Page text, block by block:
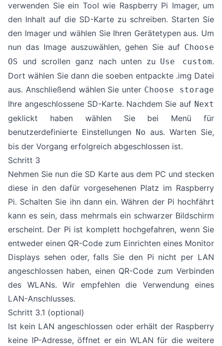
verwenden Sie ein Tool wie Raspberry Pi Imager, um
den Inhalt auf die SD-Karte zu schreiben. Starten Sie
den Imager und wählen Sie Ihren Gerätetypen aus. Um
nun das Image auszuwählen, gehen Sie auf Choose
OS und scrollen ganz nach unten zu Use custom.
Dort wählen Sie dann die soeben entpackte .img Datei
aus. Anschließend wählen Sie unter Choose storage
Ihre angeschlossene SD-Karte. Nachdem Sie auf Next
geklickt haben wählen Sie bei Menü für
benutzerdefinierte Einstellungen No aus. Warten Sie,
bis der Vorgang erfolgreich abgeschlossen ist.
Schritt 3
Nehmen Sie nun die SD Karte aus dem PC und stecken
diese in den dafür vorgesehenen Platz im Raspberry
Pi. Schalten Sie ihn dann ein. Währen der Pi hochfährt
kann es sein, dass mehrmals ein schwarzer Bildschirm
erscheint. Der Pi ist komplett hochgefahren, wenn Sie
entweder einen QR-Code zum Einrichten eines Monitor
Displays sehen oder, falls Sie den Pi nicht per LAN
angeschlossen haben, einen QR-Code zum Verbinden
des WLANs. Wir empfehlen die Verwendung eines
LAN-Anschlusses.
Schritt 3.1 (optional)
Ist kein LAN angeschlossen oder erhält der Raspberry
keine IP-Adresse, öffnet er ein WLAN für die weitere